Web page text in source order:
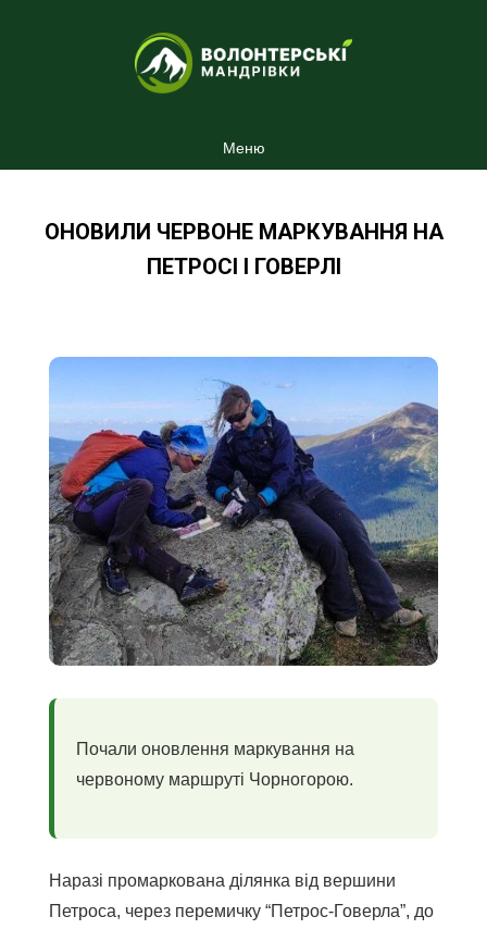
Меню
ОНОВИЛИ ЧЕРВОНЕ МАРКУВАННЯ НА
ПЕТРОСІ І ГОВЕРЛІ
Почали оновлення маркування на
червоному маршруті Чорногорою.
Наразі промаркована ділянка від вершини
Петроса, через перемичку “Петрос-Говерла”, до